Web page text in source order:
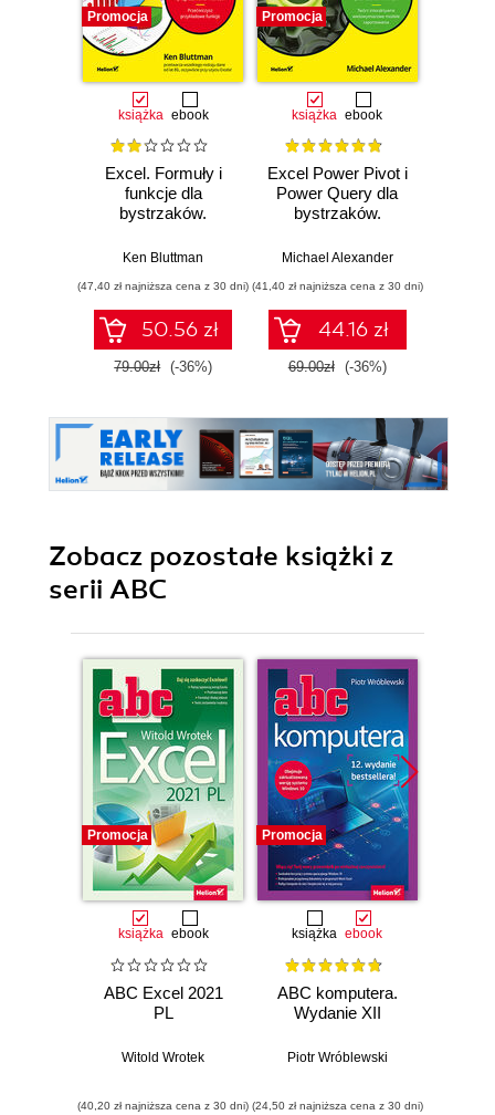
Promocja
książka ebook
Excel. Formuły i
funkcje dla
bystrzaków.
Ken Bluttman
(47,40 zł najniższa cena z 30 dni)
50.56 zł
79.00zł (-36%)
Promocja
książka ebook
Excel Power Pivot i
Power Query dla
bystrzaków.
Michael Alexander
(41,40 zł najniższa cena z 30 dni)
44.16 zł
69.00zł (-36%)
Zobacz pozostałe książki z
serii ABC
Promocja
książka ebook
ABC Excel 2021
PL
Witold Wrotek
(40,20 zł najniższa cena z 30 dni)
Promocja
książka ebook
ABC komputera.
Wydanie XII
Piotr Wróblewski
(24,50 zł najniższa cena z 30 dni)